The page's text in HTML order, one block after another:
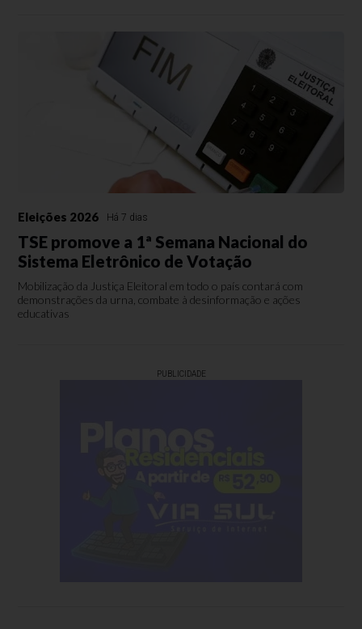
Eleições 2026 Há 7 dias
TSE promove a 1ª Semana Nacional do
Sistema Eletrônico de Votação
Mobilização da Justiça Eleitoral em todo o país contará com
demonstrações da urna, combate à desinformação e ações
educativas
PUBLICIDADE